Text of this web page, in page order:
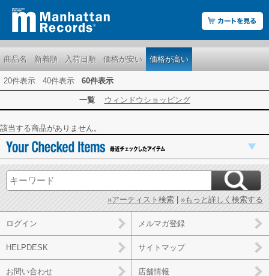
商品名 新着順 入荷日順 価格が安い 価格が高い
20件表示 40件表示 60件表示
一覧 ウィンドウショッピング
該当する商品がありません。
»アーティスト検索 | »もっと詳しく検索する
ログイン メルマガ登録
HELPDESK サイトマップ
お問い合わせ 店舗情報